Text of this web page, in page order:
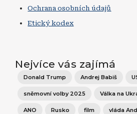
Ochrana osobních údajů
Etický kodex
Nejvíce vás zajímá
Donald Trump Andrej Babiš
sněmovní volby 2025 Válka na
ANO Rusko film vláda